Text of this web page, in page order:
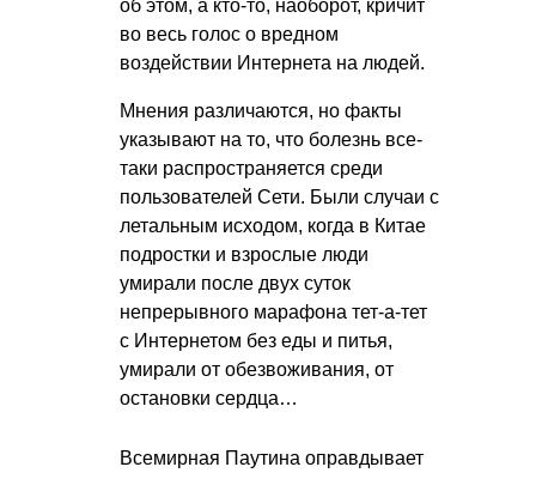
об этом, а кто-то, наоборот, кричит
во весь голос о вредном
воздействии Интернета на людей.
Мнения различаются, но факты
указывают на то, что болезнь все-
таки распространяется среди
пользователей Сети. Были случаи с
летальным исходом, когда в Китае
подростки и взрослые люди
умирали после двух суток
непрерывного марафона тет-а-тет
с Интернетом без еды и питья,
умирали от обезвоживания, от
остановки сердца…
Всемирная Паутина оправдывает